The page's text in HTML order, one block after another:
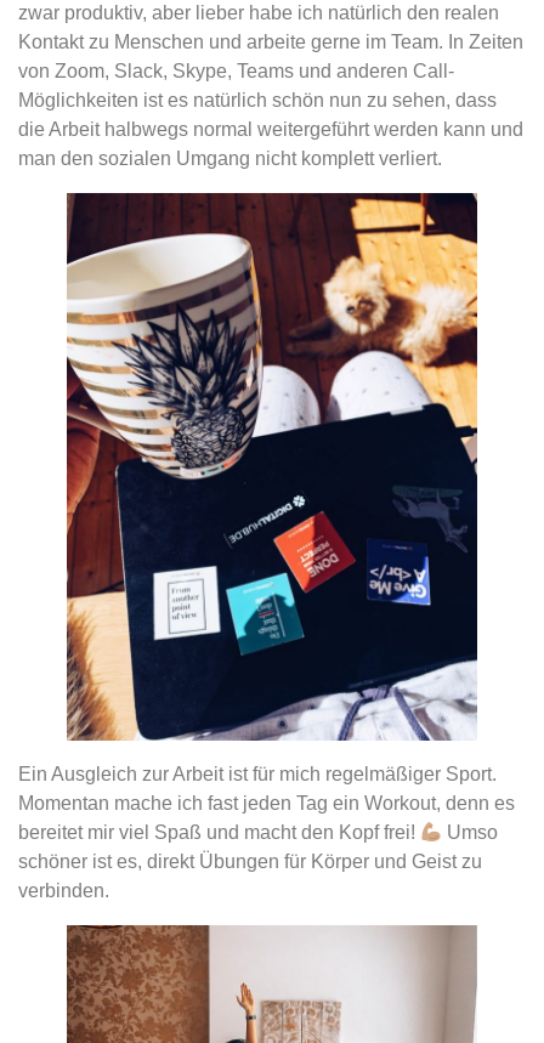
zwar produktiv, aber lieber habe ich natürlich den realen
Kontakt zu Menschen und arbeite gerne im Team. In Zeiten
von Zoom, Slack, Skype, Teams und anderen Call-
Möglichkeiten ist es natürlich schön nun zu sehen, dass
die Arbeit halbwegs normal weitergeführt werden kann und
man den sozialen Umgang nicht komplett verliert.
Ein Ausgleich zur Arbeit ist für mich regelmäßiger Sport.
Momentan mache ich fast jeden Tag ein Workout, denn es
bereitet mir viel Spaß und macht den Kopf frei!
Umso
schöner ist es, direkt Übungen für Körper und Geist zu
verbinden.